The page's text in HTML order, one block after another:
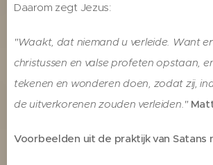
Daarom zegt Jezus:
"Waakt, dat niemand u verleide. Want er
christussen en valse profeten opstaan,
tekenen en wonderen doen, zodat zij,
de uitverkorenen zouden verleiden."
Voorbeelden uit de praktijk van Satans